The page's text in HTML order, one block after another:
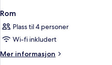
Rom
Plass til 4 personer
Wi-fi inkludert
Mer informasjon
Mer